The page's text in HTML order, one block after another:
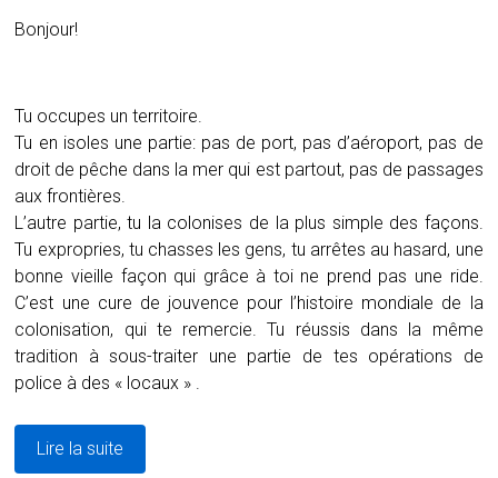
Bonjour!
Tu occupes un territoire.
Tu en isoles une partie: pas de port, pas d’aéroport, pas de
droit de pêche dans la mer qui est partout, pas de passages
aux frontières.
L’autre partie, tu la colonises de la plus simple des façons.
Tu expropries, tu chasses les gens, tu arrêtes au hasard, une
bonne vieille façon qui grâce à toi ne prend pas une ride.
C’est une cure de jouvence pour l’histoire mondiale de la
colonisation, qui te remercie. Tu réussis dans la même
tradition à sous-traiter une partie de tes opérations de
police à des « locaux » .
Lire la suite